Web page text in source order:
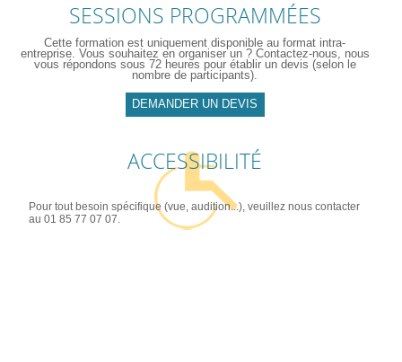
SESSIONS PROGRAMMÉES
Cette formation est uniquement disponible au format intra-
entreprise. Vous souhaitez en organiser un ? Contactez-nous, nous
vous répondons sous 72 heures pour établir un devis (selon le
nombre de participants).
DEMANDER UN DEVIS
ACCESSIBILITÉ
Pour tout besoin spécifique (vue, audition...), veuillez nous contacter
au 01 85 77 07 07.